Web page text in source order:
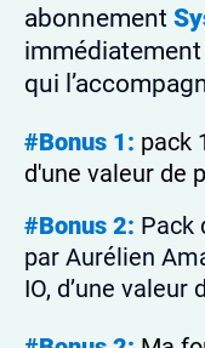
abonnement
qui
#Bonus 1: pack
d'une valeur de
#Bonus 2: Pack
par Aurélien
IO, d’une valeur